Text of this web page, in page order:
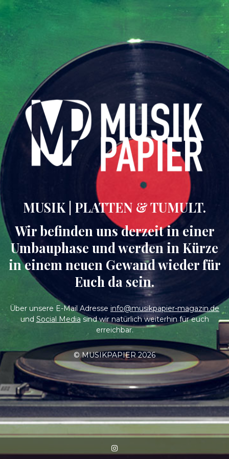
MUSIK | PLATTEN & TUMULT.
Wir befinden uns derzeit in einer
Umbauphase und werden in Kürze
in einem neuen Gewand wieder für
Euch da sein.
Über unsere E-Mail Adresse info@musikpapier-magazin.de
und Social Media sind wir natürlich weiterhin für euch
erreichbar.
© MUSIKPAPIER 2026